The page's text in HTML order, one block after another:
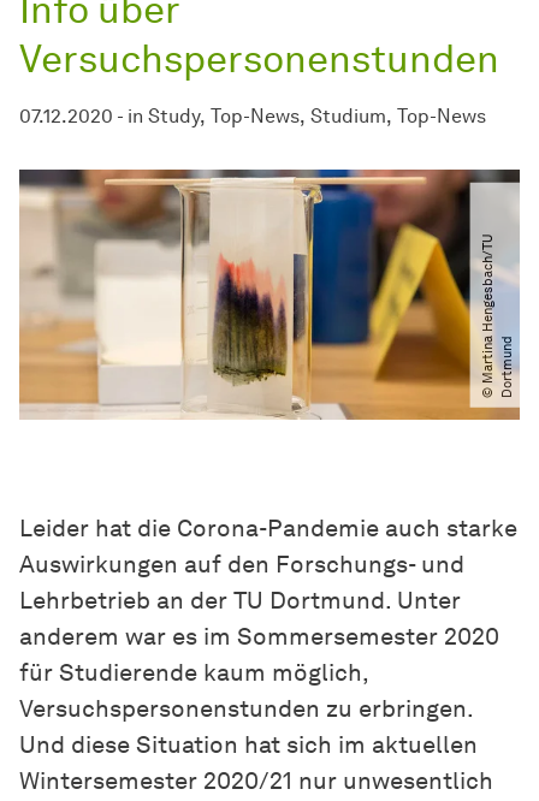
Versuchspersonenstunden
07.12.2020 - in Study Top-News Studium Top-News
©
M
a
r
t
i
na
H
e
n
g
e
s
b
a
c
h​
/​
T
U
D
o
r
t
m
u
nd
Leider hat die Corona-Pandemie auch starke
Auswirkungen auf den Forschungs- und
Lehrbetrieb an der TU Dortmund. Unter
anderem war es im Sommersemester 2020
für Studierende kaum möglich,
Versuchspersonenstunden zu erbringen.
Und diese Situation hat sich im aktuellen
Wintersemester 2020/21 nur unwesentlich